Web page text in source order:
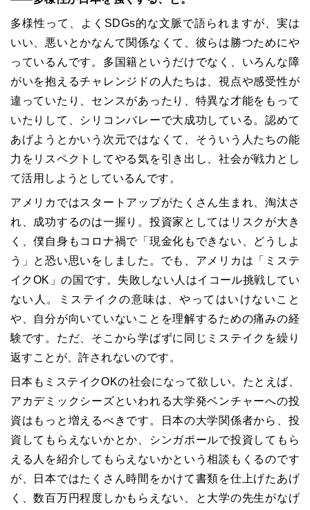
多様性って、よくSDGs的な文脈で語られますが、実は
いい、悪いとかなんて関係なくて、彼らは勝つためにや
っているんです。多国籍というだけでなく、いろんな障
がいを抱えるチャレンジドの人たちは、視点や感受性が
違っていたり、センスがあったり、特異な才能をもって
いたりして、シリコンバレーで大成功している。認めて
あげようとかいう次元ではなくて、そういう人たちの能
力をリスペクトしてやる気を引き出し、社会が戦力とし
て活用しようとしているんです。
アメリカではスタートアップがたくさん生まれ、淘汰さ
れ、成功するのは一握り。投資家としてはリスクが大き
く、僕自身もコロナ禍で「現金化もできない、どうしよ
う」と恐い思いをしました。でも、アメリカは「ミステ
イクOK」の国です。失敗しない人はイコール挑戦してい
ない人。ミステイクの意味は、やってはいけないこと
や、自分が向いていないことを理解するための痛みの経
験です。ただ、そこから学ばずに同じミステイクを繰り
返すことが、許されないのです。
日本もミステイクOKの社会になって欲しい。たとえば、
アカデミックシーズといわれる大学発ベンチャーへの投
資はもっと増えるべきです。日本の大学関係者から、投
資してもらえないかとか、シンガポールで投資してもら
える人を紹介してもらえないかという相談もくるのです
が、日本ではたくさん時間をかけて書類を仕上げたあげ
く、数百万円程度しかもらえない、と大学の先生がなげ